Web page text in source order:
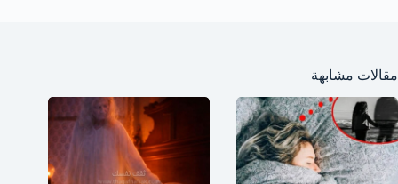
مقالات مشابهة